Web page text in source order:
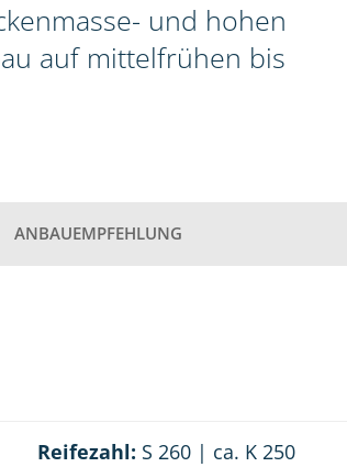
und hohen
auf mittelfrühen bis
ANBAUEMPFEHLUNG
Reifezahl: S 260 | ca. K 250